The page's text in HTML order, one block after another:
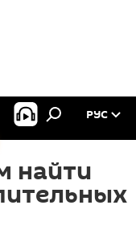
РУС
найти